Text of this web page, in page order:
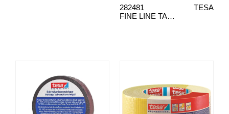
FINE LINE TAPE PVC
TESA
282481